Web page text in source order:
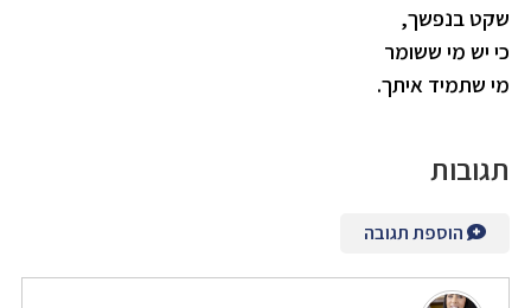
שקט בנפשך,
כי יש מי ששומר
מי שתמיד איתך.
תגובות
הוספת תגובה